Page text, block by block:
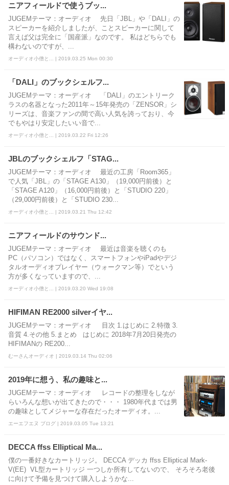
ニアフィールドで使うブッ...
JUGEMテーマ：オーディオ 先日「JBL」や「DALI」の
スピーカーを紹介しましたが、ことスピーカーに関して
言えば父は完全に「国産派」なのです。 私はどちらでも
構わないのですが、...
オーディオ小僧と... | 2019.03.25 Mon 00:30
「DALI」のブックシェルフ...
JUGEMテーマ：オーディオ 「DALI」のエントリーク
ラスの名器となった2011年～15年発売の「ZENSOR」シ
リーズは、音楽ファンの間で高い人気を誇っており、今
でもやはり安定したいい音で...
オーディオ小僧と... | 2019.03.22 Fri 12:26
JBLのブックシェルフ「STAG...
JUGEMテーマ：オーディオ 最近の工房「Room365」
で人気「JBL」の「STAGE A130」（19,000円前後）と
「STAGE A120」（16,000円前後）と「STUDIO 220」
（29,000円前後）と「STUDIO 230...
オーディオ小僧と... | 2019.03.21 Thu 12:42
ニアフィールドのサウンド...
JUGEMテーマ：オーディオ 最近は音楽を聴くのも
PC（パソコン）ではなく、スマートフォンやiPadやデジ
タルオーディオプレイヤー（ウォークマン等）でという
方が多くなっていますので、...
オーディオ小僧と... | 2019.03.20 Wed 19:08
HIFIMAN RE2000 silverイヤ...
JUGEMテーマ：オーディオ 目次 1.はじめに 2.特徴 3.
音質 4.その他 5.まとめ はじめに 2018年7月20日発売の
HIFIMANの RE200...
むーさんオーディオ | 2019.03.14 Thu 02:06
2019年に想う、私の趣味と...
JUGEMテーマ：オーディオ レコードの整理をしなが
らいろんな想いが出てきたので・・・ 1980年代までは男
の趣味としてメジャーな存在だったオーディオ。...
エーエフエヌ ブログ | 2019.03.05 Tue 13:21
DECCA ffss Elliptical Ma...
僕の一番好きなカートリッジ。 DECCA デッカ ffss Elliptical Mark-
V(EE) VL型カートリッジ 一つしか所有してないので、 そろそろ老後
に向けて予備を見つけて購入しようかな...